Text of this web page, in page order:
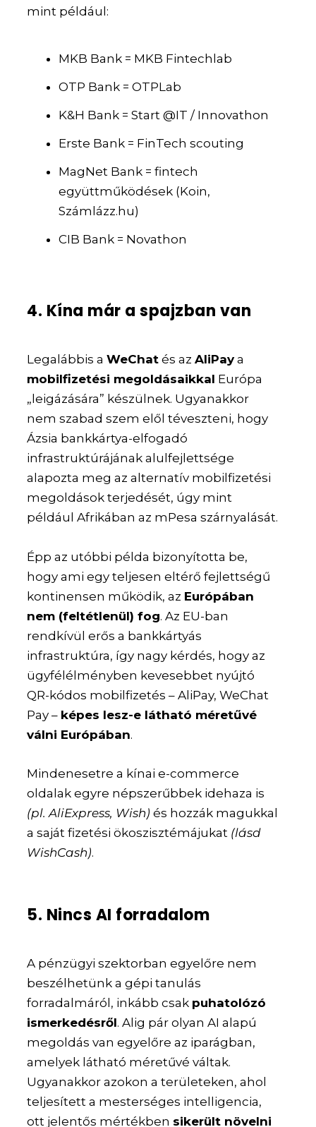
mint például:
MKB Bank = MKB Fintechlab
OTP Bank = OTPLab
K&H Bank = Start @IT / Innovathon
Erste Bank = FinTech scouting
MagNet Bank = fintech
együttműködések (Koin,
Számlázz.hu)
CIB Bank = Novathon
4. Kína már a spajzban van
Legalábbis aWeChat és azAliPaya
mobilfizetési megoldásaikkal Európa
„leigázására” készülnek. Ugyanakkor
nem szabad szem elől téveszteni, hogy
Ázsia bankkártya-elfogadó
infrastruktúrájának alulfejlettsége
alapozta meg az alternatív mobilfizetési
megoldások terjedését, úgy mint
például Afrikában az mPesa szárnyalását.
Épp az utóbbi példa bizonyította be,
hogy ami egy teljesen eltérő fejlettségű
kontinensen működik, az Európában
nem (feltétlenül) fog. Az EU-ban
rendkívül erős a bankkártyás
infrastruktúra, így nagy kérdés, hogy az
ügyfélélményben kevesebbet nyújtó
QR-kódos mobilfizetés – AliPay, WeChat
Pay – képes lesz-e látható méretűvé
válni Európában.
Mindenesetre a kínai e-commerce
oldalak egyre népszerűbbek idehaza is
(pl. AliExpress, Wish) és hozzák magukkal
a saját fizetési ökoszisztémájukat (lásd
WishCash).
5. Nincs AI forradalom
A pénzügyi szektorban egyelőre nem
beszélhetünk a gépi tanulás
forradalmáról, inkább csak puhatolózó
ismerkedésről. Alig pár olyan AI alapú
megoldás van egyelőre az iparágban,
amelyek látható méretűvé váltak.
Ugyanakkor azokon a területeken, ahol
teljesített a mesterséges intelligencia,
ott jelentős mértékben sikerült növelni